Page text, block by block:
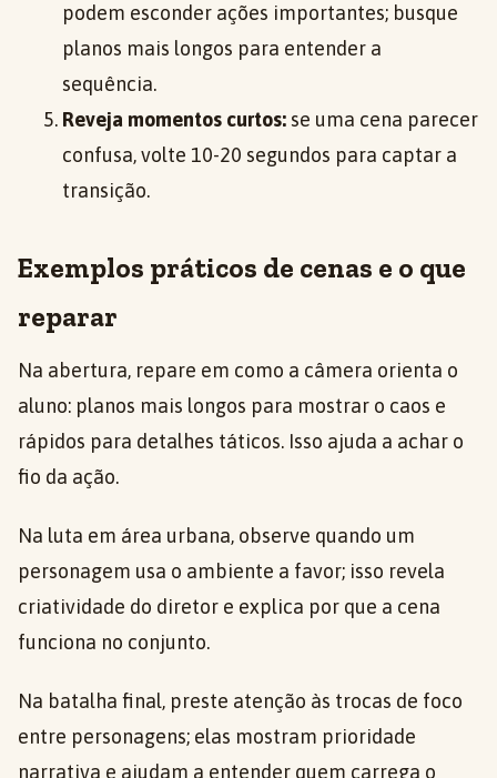
podem esconder ações importantes; busque
planos mais longos para entender a
sequência.
Reveja momentos curtos: se uma cena parecer
confusa, volte 10-20 segundos para captar a
transição.
Exemplos práticos de cenas e o que
reparar
Na abertura, repare em como a câmera orienta o
aluno: planos mais longos para mostrar o caos e
rápidos para detalhes táticos. Isso ajuda a achar o
fio da ação.
Na luta em área urbana, observe quando um
personagem usa o ambiente a favor; isso revela
criatividade do diretor e explica por que a cena
funciona no conjunto.
Na batalha final, preste atenção às trocas de foco
entre personagens; elas mostram prioridade
narrativa e ajudam a entender quem carrega o